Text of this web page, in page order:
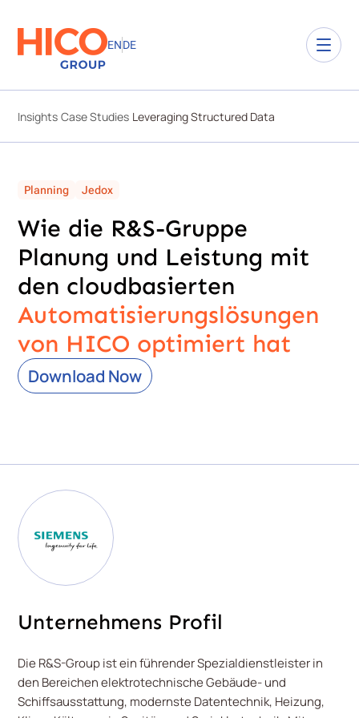
ENDE
Insights Case Studies Leveraging Structured Data
Planning Jedox
Wie die R&S-Gruppe
Planung und Leistung mit
den cloudbasierten
Automatisierungslösungen
von HICO optimiert hat​
Download Now
Unternehmens Profil
Die R&S-Group ist ein führender Spezialdienstleister in
den Bereichen elektrotechnische Gebäude- und
Schiffsausstattung, modernste Datentechnik, Heizung,